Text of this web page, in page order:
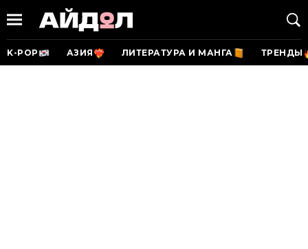
K-POP АЗИЯ ЛИТЕРАТУРА И МАНГА ТРЕНДЫ